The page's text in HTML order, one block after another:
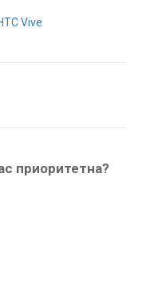
Vive
приоритетна?